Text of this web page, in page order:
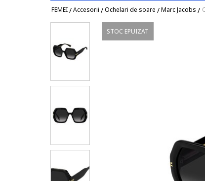
FEMEI/Accesorii /Ochelari de soare /Marc Jacobs /
STOC EPUIZAT